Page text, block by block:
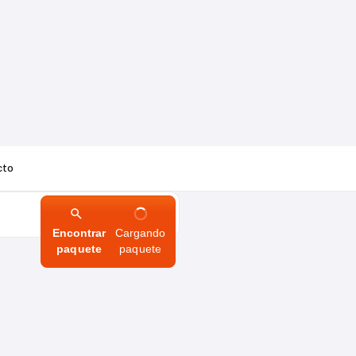
Encontrar
paquete
Cargando
paquete